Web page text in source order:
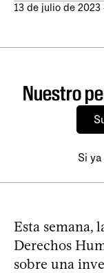
13 de julio de 2023
Nuestro
Si
Esta semana,
Derechos
sobre una